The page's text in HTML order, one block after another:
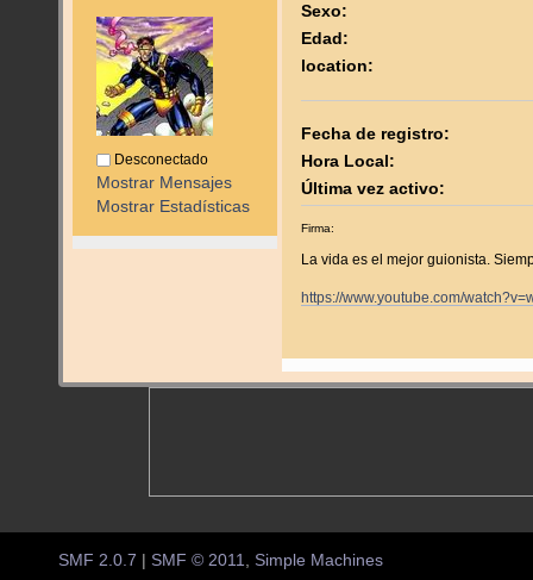
Desconectado
Mostrar Mensajes
Mostrar Estadísticas
Sexo:
Edad:
location:
Fecha de registro:
Hora Local:
Última vez activo:
Firma:
La vida es el mejor guionista.
https://www.youtube.com/
SMF 2.0.7 SMF © 2011, Simple Machines